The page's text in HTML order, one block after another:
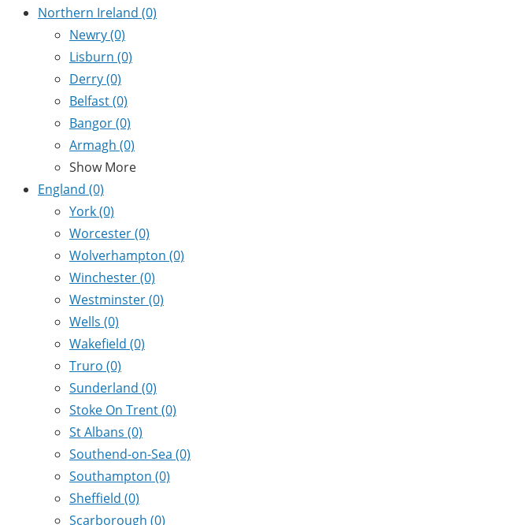
Northern Ireland (0)
Newry(0)
Lisburn (0)
Derry(0)
Belfast(0)
Bangor(0)
Armagh (0)
Show More
England (0)
York(0)
Worcester(0)
Wolverhampton (0)
Winchester(0)
Westminster(0)
Wells (0)
Wakefield (0)
Truro (0)
Sunderland (0)
Stoke On Trent(0)
St Albans (0)
Southend-on-Sea (0)
Southampton (0)
Sheffield (0)
Scarborough (0)